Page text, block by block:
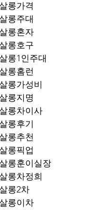
롱가격
롱주대
롱혼자
롱호구
롱1인주대
롱홈런
롱가성비
롱지명
롱차이사
롱후기
롱추천
롱훈이실장
롱차정희
롱2차
롱이차